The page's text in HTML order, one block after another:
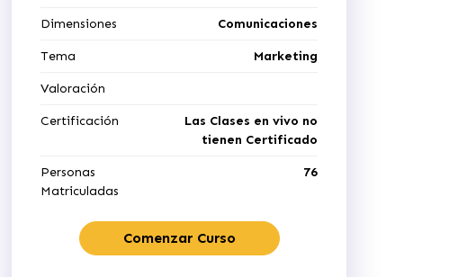
Dimensiones Comunicaciones
Tema Marketing
Valoración
Certificación
Las Clases en vivo no
tienen Certificado
Personas
Matriculadas
76
Comenzar Curso